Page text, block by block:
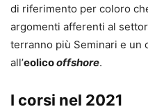
di riferimento per coloro
argomenti afferenti al
terranno più Seminari e un
all’eolicooffshore.
I corsi nel 2021